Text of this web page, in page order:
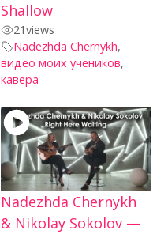
Shallow
21views
Nadezhda Chernykh,
видео моих учеников,
кавера
Nadezhda Chernykh
& Nikolay Sokolov —